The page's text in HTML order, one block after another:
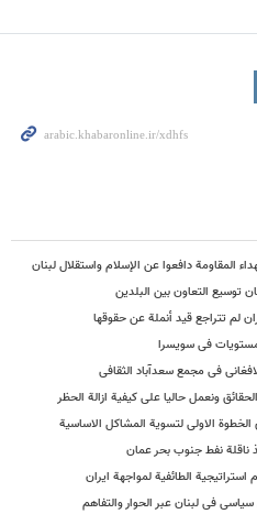
المقاومة دافعوا عن الإسلام واستقلال لبنان
توسیع التعاون بین البلدین
لم تتراجع قید أنملة عن حقوقها
مستویات فی سویسرا
فی مجمع سعدآباد الثقافی
ونعمل حالیا علی کیفیة ازالة الحظر
الاولی لتسویة المشاکل الاساسیة
ناقلة نفط جنوب بحر عمان
الطائفیة لمواجهة ایران
فی لبنان عبر الحوار والتفاهم